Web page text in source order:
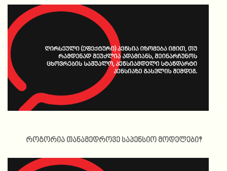
როგორია თანამედროვე საპენსიო მოდელები?